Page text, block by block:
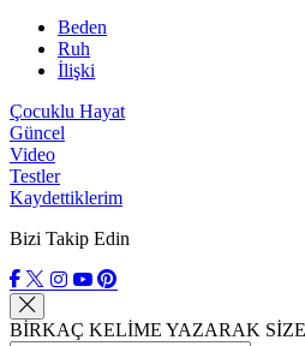
Beden
Ruh
İlişki
Çocuklu Hayat
Güncel
Video
Testler
Kaydettiklerim
Bizi Takip Edin
BİRKAÇ KELİME YAZARAK